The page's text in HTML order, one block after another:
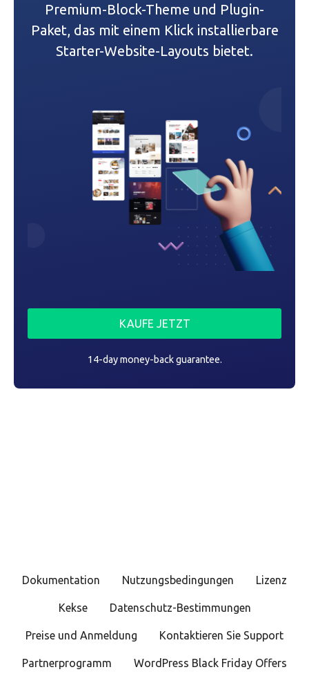
Premium-Block-Theme und Plugin-
Paket, das mit einem Klick installierbare
Starter-Website-Layouts bietet.
KAUFE JETZT
14-day money-back guarantee.
Dokumentation Nutzungsbedingungen Lizenz
Kekse Datenschutz-Bestimmungen
Preise und Anmeldung Kontaktieren Sie Support
Partnerprogramm WordPress Black Friday Offers